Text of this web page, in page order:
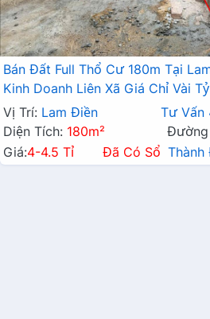
Bán Đất Full Thổ Cư 180m Tại
Kinh Doanh Liên Xã Giá Chỉ Vài Tỷ
Vị Trí: Lam Điền Tư Vấn
Diện Tích: 180m²
Đường
Giá:4-4.5 Tỉ Đã Có Sổ